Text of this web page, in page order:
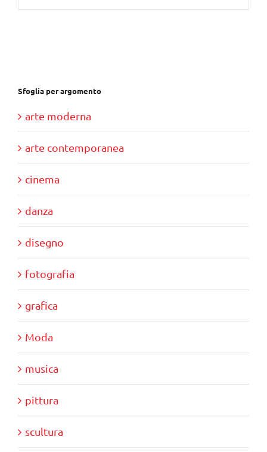
Sfoglia per argomento
arte moderna
arte contemporanea
cinema
danza
disegno
fotografia
grafica
Moda
musica
pittura
scultura